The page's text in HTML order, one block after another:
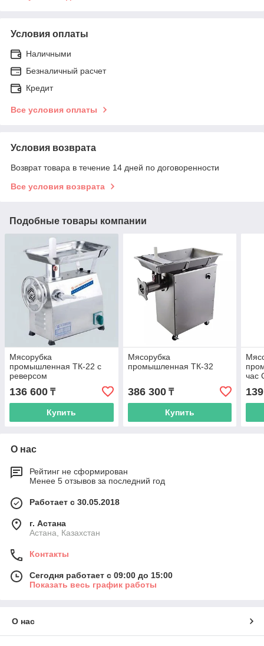
Условия оплаты
Наличными
Безналичный расчет
Кредит
Все условия оплаты
Условия возврата
Возврат товара в течение 14 дней по договоренности
Все условия возврата
Подобные товары компании
Мясорубка
промышленная ТК-22 с
реверсом
136 600 ₸
Купить
Мясорубка
промышленная ТК-32
386 300₸
Купить
час
О нас
Рейтинг не сформирован
Менее 5 отзывов за последний год
Работает с 30.05.2018
г. Астана
Астана, Казахстан
Контакты
Сегодня работает с 09:00 до 15:00
Показать весь график работы
О нас